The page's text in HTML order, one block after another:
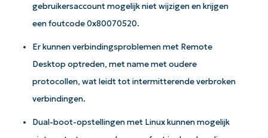
gebruikersaccount mogelijk niet wijzigen en krijgen
een foutcode 0x80070520.
Er kunnen verbindingsproblemen met Remote
Desktop optreden, met name met oudere
protocollen, wat leidt tot intermitterende verbroken
verbindingen.
Dual-boot-opstellingen met Linux kunnen mogelijk